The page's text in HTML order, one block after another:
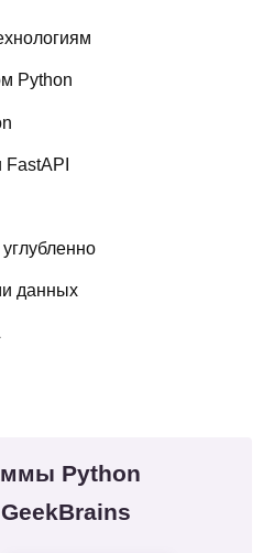
Python
данных
Python